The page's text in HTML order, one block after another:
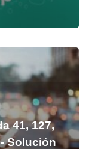
41, 127,
Solución